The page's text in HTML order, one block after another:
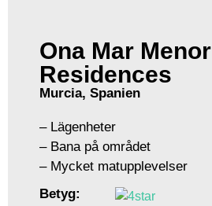
Ona Mar Menor
Residences
Murcia, Spanien
– Lägenheter
– Bana på området
– Mycket matupplevelser
Betyg: